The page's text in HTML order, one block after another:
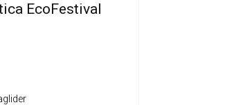
EcoFestival